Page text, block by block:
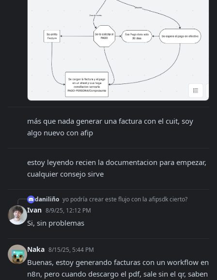
más que nada generar una factura con el cuit, soy
algo nuevo con afip
estoy leyendo recien la documentacion para empezar,
cualquier consejo sirve
daniliño yo podría crear este flujo con la afipsdk cierto?
Ivan 8/9/25, 12:12 PM
Si, sin problemas
Naka 8/15/25, 5:44 PM
Buenas, estoy generando facturas con un workflow en
n8n, pero cuando descargo el pdf, sale sin el qr, saben